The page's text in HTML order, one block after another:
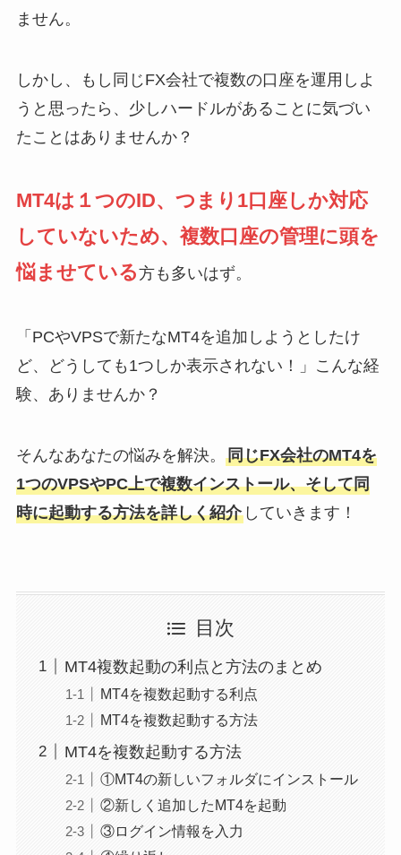
ません。
しかし、もし同じFX会社で複数の口座を運用しよ
うと思ったら、少しハードルがあることに気づい
たことはありませんか？
MT4は１つのID、つまり1口座しか対応
していないため、複数口座の管理に頭を
悩ませている方も多いはず。
「PCやVPSで新たなMT4を追加しようとしたけ
ど、どうしても1つしか表示されない！」こんな経
験、ありませんか？
そんなあなたの悩みを解決。 同じFX会社のMT4を
1つのVPSやPC上で複数インストール、そして同
時に起動する方法を詳しく紹介していきます！
目次
MT4複数起動の利点と方法のまとめ
MT4を複数起動する利点
MT4を複数起動する方法
MT4を複数起動する方法
①MT4の新しいフォルダにインストール
②新しく追加したMT4を起動
③ログイン情報を入力